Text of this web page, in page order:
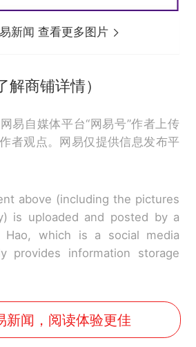
新闻 查看更多图片
解商铺详情）
易自媒体平台“网易号”作者上传
者观点。网易仅提供信息发布平
above (including the pictures
is uploaded and posted by a
Hao, which is a social media
provides information storage
新闻，阅读体验更佳